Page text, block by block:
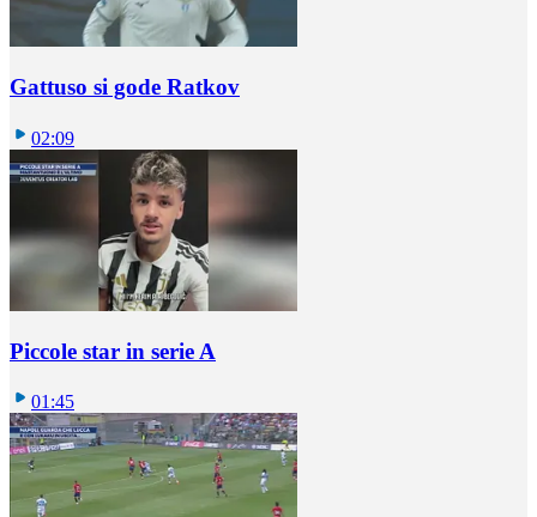
Gattuso si gode Ratkov
02:09
Piccole star in serie A
01:45